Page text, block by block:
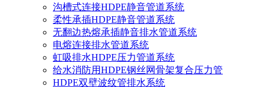
沟槽式连接HDPE静音管道系统
柔性承插HDPE静音管道系统
无翻边热熔承插静音排水管道系统
电熔连接排水管道系统
虹吸排水HDPE压力管道系统
给水消防用HDPE钢丝网骨架复合压力管
HDPE双壁波纹管排水系统